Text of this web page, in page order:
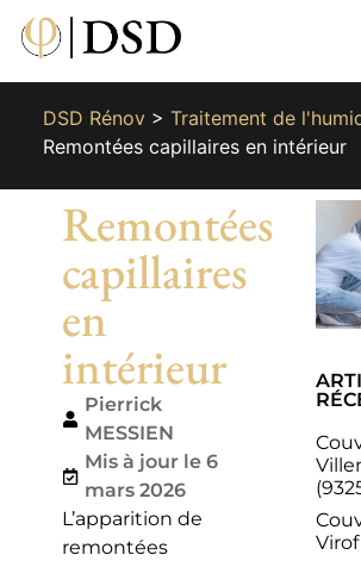
DSD Rénov> Traitement de
Remontées capillaires en intérieur
Remontées
capillaires
en
intérieur
Pierrick
MESSIEN
Mis à jour le 6
mars 2026
L’apparition de
remontées